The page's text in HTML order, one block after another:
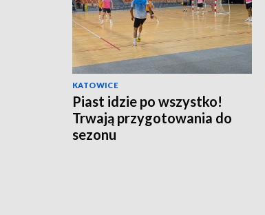
KATOWICE
Piast idzie po wszystko!
Trwają przygotowania do
sezonu